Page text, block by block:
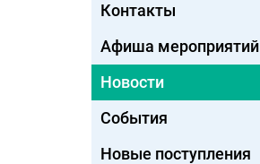
Контакты
Афиша мероприятий
Новости
События
Новые поступления